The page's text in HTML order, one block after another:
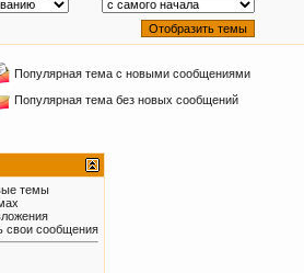
Популярная тема с новыми сообщениями
Популярная тема без новых сообщений
темы
свои сообщения